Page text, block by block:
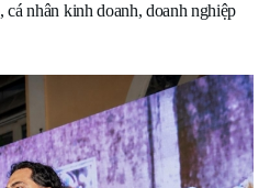
nhân kinh doanh, doanh nghiệp